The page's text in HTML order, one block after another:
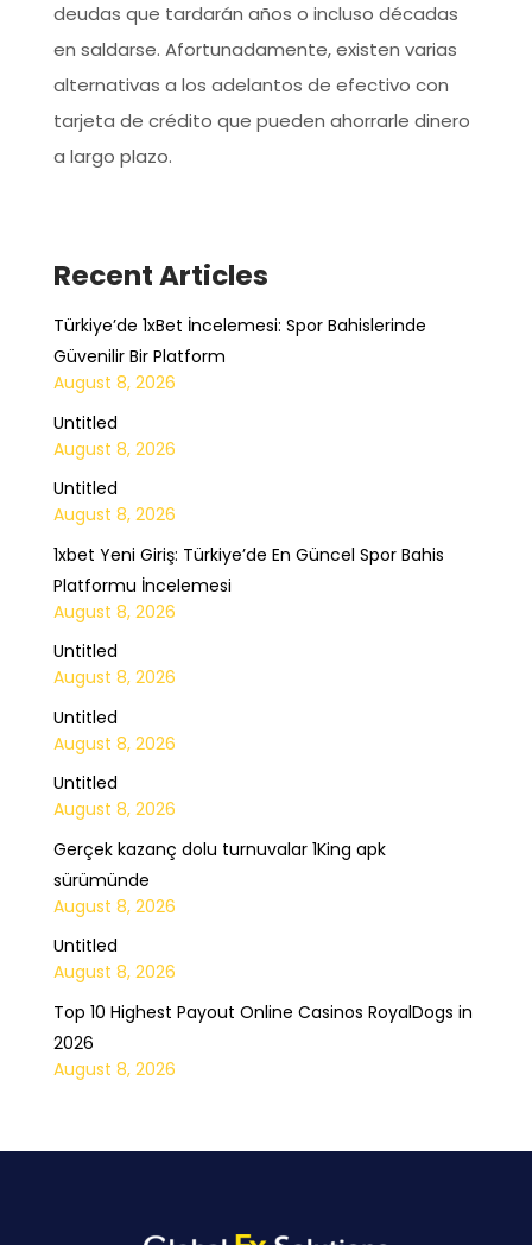
deudas que tardarán años o incluso décadas
en saldarse. Afortunadamente, existen varias
alternativas a los adelantos de efectivo con
tarjeta de crédito que pueden ahorrarle dinero
a largo plazo.
Recent Articles
Türkiye’de 1xBet İncelemesi: Spor Bahislerinde
Güvenilir Bir Platform
August 8, 2026
Untitled
August 8, 2026
Untitled
August 8, 2026
1xbet Yeni Giriş: Türkiye’de En Güncel Spor Bahis
Platformu İncelemesi
August 8, 2026
Untitled
August 8, 2026
Untitled
August 8, 2026
Untitled
August 8, 2026
Gerçek kazanç dolu turnuvalar 1King apk
sürümünde
August 8, 2026
Untitled
August 8, 2026
Top 10 Highest Payout Online Casinos RoyalDogs in
2026
August 8, 2026